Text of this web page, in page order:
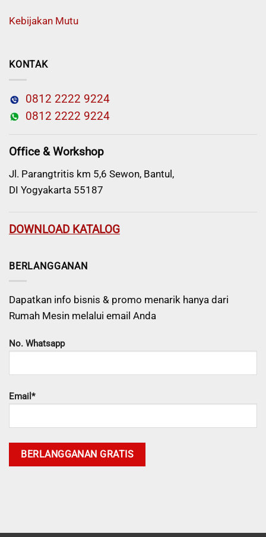
Kebijakan Mutu
KONTAK
0812 2222 9224
0812 2222 9224
Office & Workshop
Jl. Parangtritis km 5,6 Sewon, Bantul,
DI Yogyakarta 55187
DOWNLOAD KATALOG
BERLANGGANAN
Dapatkan info bisnis & promo menarik hanya dari
Rumah Mesin melalui email Anda
No. Whatsapp
Email*